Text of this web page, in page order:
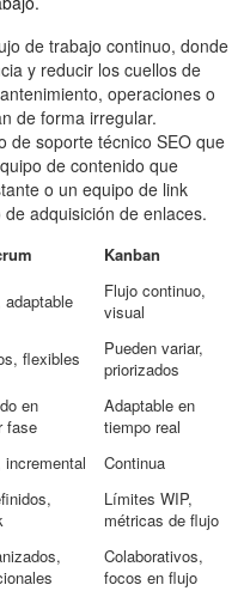
de trabajo continuo, donde
y reducir los cuellos de
operaciones o
de forma irregular.
de soporte técnico SEO que
de contenido que
o un equipo de link
adquisición de enlaces.
Kanban
adaptable
Flujo continuo,
visual
flexibles
Pueden variar,
priorizados
en
fase
Adaptable en
tiempo real
incremental Continua
Límites WIP,
métricas de flujo
Colaborativos,
focos en flujo